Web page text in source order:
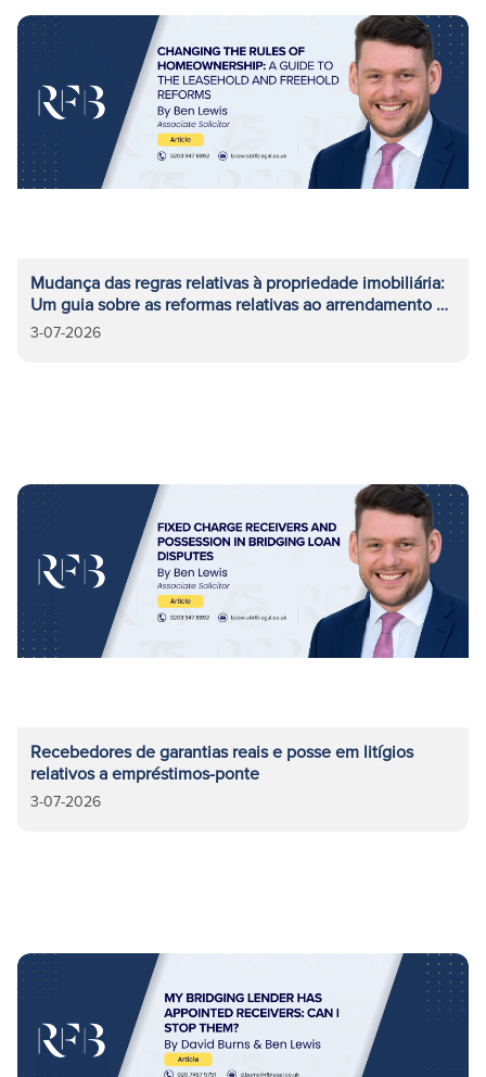
Mudança das regras relativas à propriedade imobiliária:
Um guia sobre as reformas relativas ao arrendamento e
à propriedade plena
3-07-2026
Recebedores de garantias reais e posse em litígios
relativos a empréstimos-ponte
3-07-2026